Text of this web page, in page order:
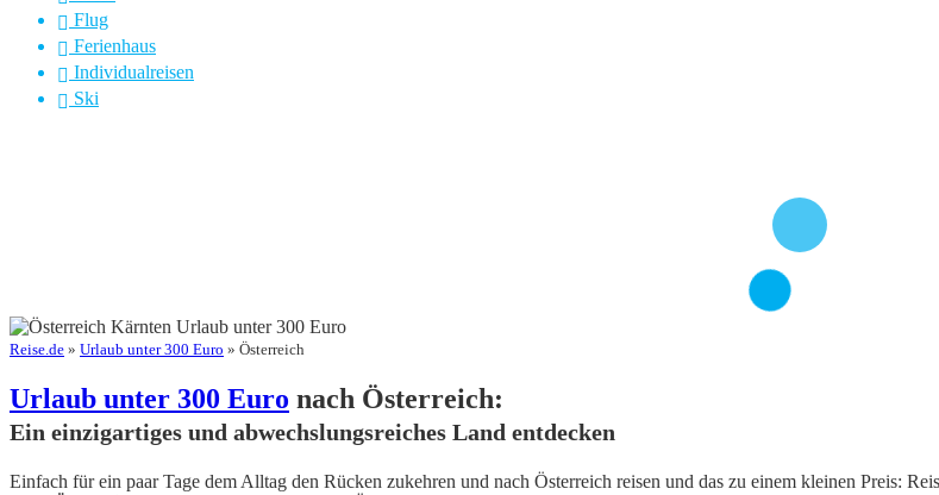
Flug
Ferienhaus
Individualreisen
Ski
Reise.de » Urlaub unter 300 Euro » Österreich
Urlaub unter 300 Euro nach Österreich:
Ein einzigartiges und abwechslungsreiches Land entdecken
Einfach für ein paar Tage dem Alltag den Rücken zukehren und nach Österreich reisen und das zu einem kleinen Preis: